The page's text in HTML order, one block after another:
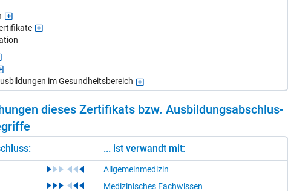
im Gesundheitsbereich
die­ses Zer­ti­fi­kats bzw. Aus­bil­dungs­ab­schlus­
... ist verwandt mit:
Allgemeinmedizin
Medizinisches Fachwissen